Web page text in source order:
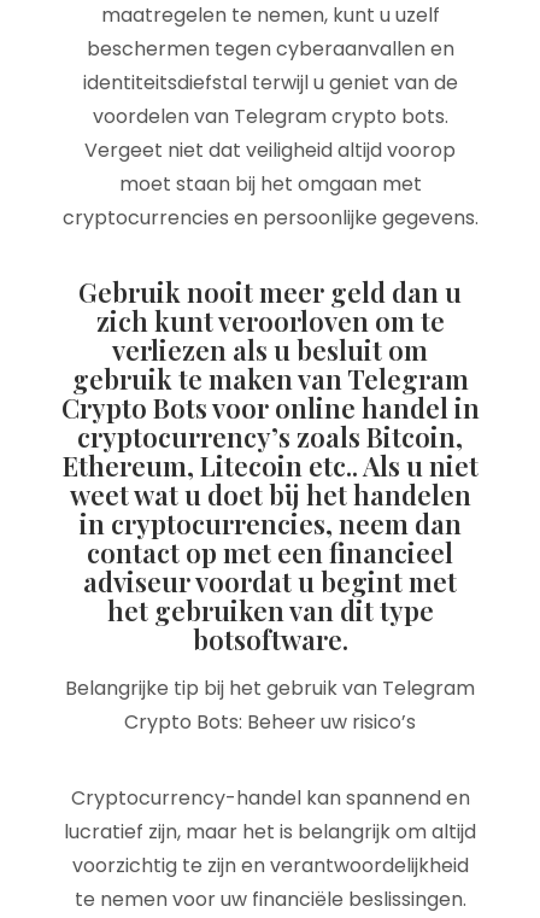
maatregelen te nemen, kunt u uzelf
beschermen tegen cyberaanvallen en
identiteitsdiefstal terwijl u geniet van de
voordelen van Telegram crypto bots.
Vergeet niet dat veiligheid altijd voorop
moet staan bij het omgaan met
cryptocurrencies en persoonlijke gegevens.
Gebruik nooit meer geld dan u
zich kunt veroorloven om te
verliezen als u besluit om
gebruik te maken van Telegram
Crypto Bots voor online handel in
cryptocurrency’s zoals Bitcoin,
Ethereum, Litecoin etc.. Als u niet
weet wat u doet bij het handelen
in cryptocurrencies, neem dan
contact op met een financieel
adviseur voordat u begint met
het gebruiken van dit type
botsoftware.
Belangrijke tip bij het gebruik van Telegram
Crypto Bots: Beheer uw risico’s
Cryptocurrency-handel kan spannend en
lucratief zijn, maar het is belangrijk om altijd
voorzichtig te zijn en verantwoordelijkheid
te nemen voor uw financiële beslissingen.